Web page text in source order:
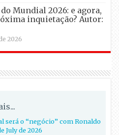
Mundial 2026: e agora,
inquietação? Autor:
2026
será o “negócio” com Ronaldo
July de 2026